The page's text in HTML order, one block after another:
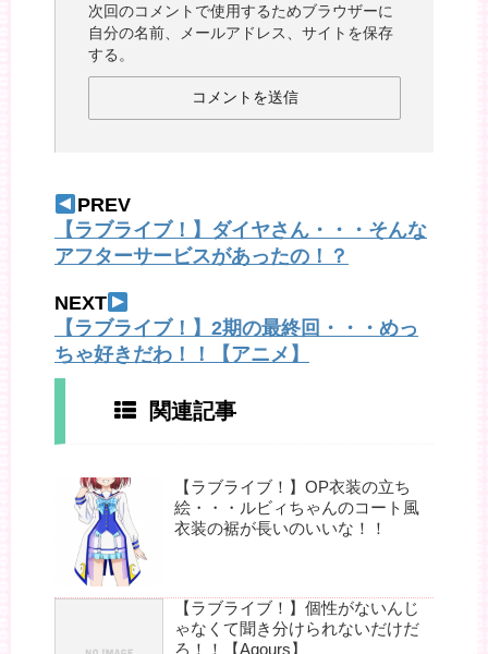
次回のコメントで使用するためブラウザーに
自分の名前、メールアドレス、サイトを保存
する。
PREV
【ラブライブ！】ダイヤさん・・・そんな
アフターサービスがあったの！？
NEXT
【ラブライブ！】2期の最終回・・・めっ
ちゃ好きだわ！！【アニメ】
関連記事
【ラブライブ！】OP衣装の立ち
絵・・・ルビィちゃんのコート風
衣装の裾が長いのいいな！！
【ラブライブ！】個性がないんじ
ゃなくて聞き分けられないだけだ
ろ！！【Aqours】